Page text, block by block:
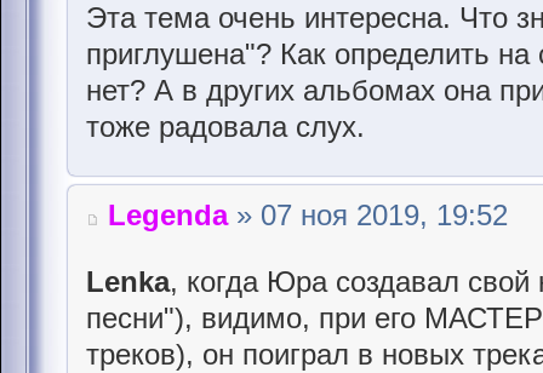
Эта тема очень интересна. Что
приглушена"? Как определить
нет? А в других альбомах она
тоже радовала слух.
Legenda» 07 ноя 2019, 19:52
Lenka, когда Юра создавал
песни"), видимо, при его
треков), он поиграл в новых